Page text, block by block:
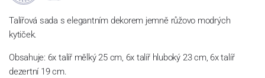
Talířová sada s elegantním dekorem jemně růžovo modrých
kytiček.
Obsahuje: 6x talíř mělký 25 cm, 6x talíř hluboký 23 cm, 6x talíř
dezertní 19 cm.